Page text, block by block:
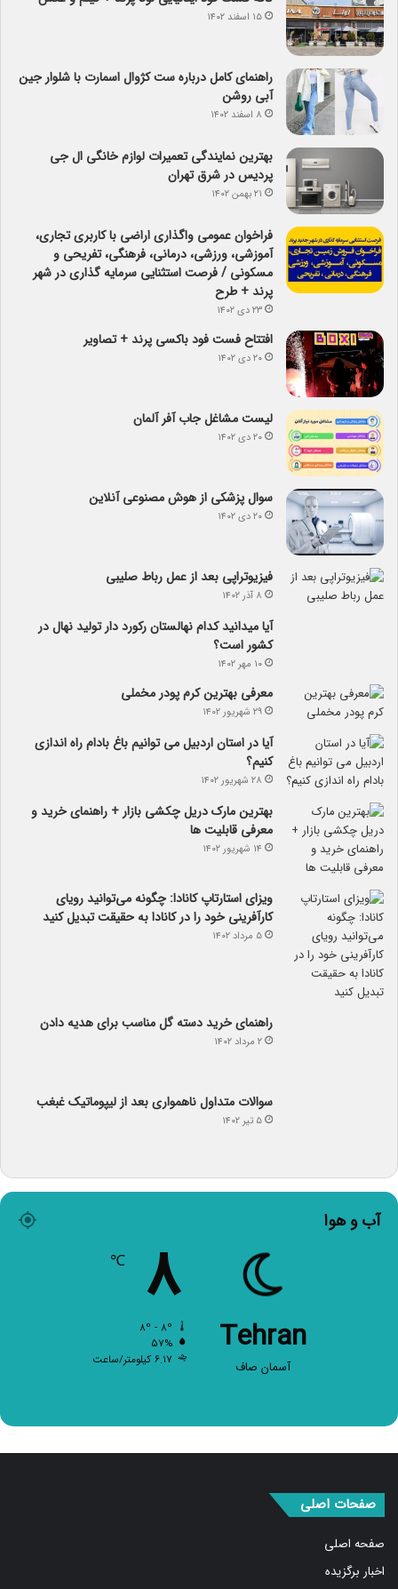
۱۵ اسفند ۱۴۰۲
راهنمای کامل درباره ست کژوال اسمارت با شلوار جین
آبی روشن
۸ اسفند ۱۴۰۲
بهترین نمایندگی تعمیرات لوازم خانگی ال جی
پردیس در شرق تهران
۲۱ بهمن ۱۴۰۲
فراخوان عمومی واگذاری اراضی با کاربری تجاری،
آموزشی، ورزشی، درمانی، فرهنگی، تفریحی و
مسکونی / فرصت استثنایی سرمایه گذاری در شهر
پرند + طرح
۲۳ دی ۱۴۰۲
افتتاح فست فود باکسی پرند + تصاویر
۲۰ دی ۱۴۰۲
لیست مشاغل جاب آفر آلمان
۲۰ دی ۱۴۰۲
سوال پزشکی از هوش مصنوعی آنلاین
۲۰ دی ۱۴۰۲
فیزیوتراپی بعد از عمل رباط صلیبی
۸ آذر ۱۴۰۲
آیا می­دانید کدام نهالستان رکورد دار تولید نهال­ در
کشور است؟
۱۰ مهر ۱۴۰۲
معرفی بهترین کرم پودر مخملی
۲۹ شهریور ۱۴۰۲
آیا در استان اردبیل می توانیم باغ بادام راه اندازی
کنیم؟
۲۸ شهریور ۱۴۰۲
بهترین مارک دریل چکشی بازار + راهنمای خرید و
معرفی قابلیت ها
۱۴ شهریور ۱۴۰۲
ویزای استارتاپ کانادا: چگونه می‌توانید رویای
کارآفرینی خود را در کانادا به حقیقت تبدیل کنید
۵ مرداد ۱۴۰۲
راهنمای خرید دسته گل مناسب برای هدیه دادن
۲ مرداد ۱۴۰۲
سوالات متداول ناهمواری بعد از لیپوماتیک غبغب
۵ تیر ۱۴۰۲
آب و هوا
Tehran
آسمان صاف
۸
۵۷%
۶.۱۷ کیلومتر/ساعت
صفحه اصلی
اخبار برگزیده
سیاسی